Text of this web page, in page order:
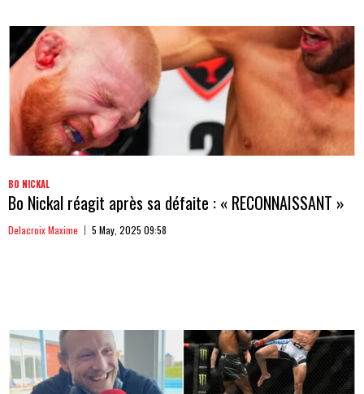
BO NICKAL
Bo Nickal réagit après sa défaite : « RECONNAISSANT »
Delacroix Maxime 5 May, 2025 09:58